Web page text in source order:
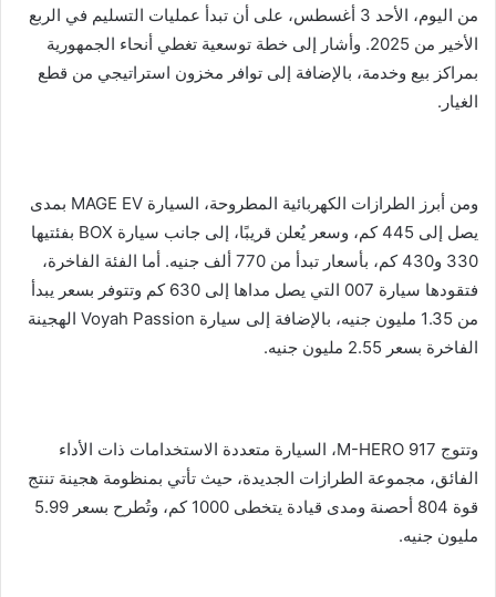
من اليوم، الأحد 3 أغسطس، على أن تبدأ عمليات التسليم في الربع
الأخير من 2025. وأشار إلى خطة توسعية تغطي أنحاء الجمهورية
بمراكز بيع وخدمة، بالإضافة إلى توافر مخزون استراتيجي من قطع
الغيار.
ومن أبرز الطرازات الكهربائية المطروحة، السيارة MAGE EV بمدى
يصل إلى 445 كم، وسعر يُعلن قريبًا، إلى جانب سيارة BOX بفئتيها
330 و430 كم، بأسعار تبدأ من 770 ألف جنيه. أما الفئة الفاخرة،
فتقودها سيارة 007 التي يصل مداها إلى 630 كم وتتوفر بسعر يبدأ
من 1.35 مليون جنيه، بالإضافة إلى سيارة Voyah Passion الهجينة
الفاخرة بسعر 2.55 مليون جنيه.
وتتوج M-HERO 917، السيارة متعددة الاستخدامات ذات الأداء
الفائق، مجموعة الطرازات الجديدة، حيث تأتي بمنظومة هجينة تنتج
قوة 804 أحصنة ومدى قيادة يتخطى 1000 كم، وتُطرح بسعر 5.99
مليون جنيه.